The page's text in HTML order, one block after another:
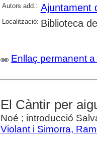
Autors add.: Ajuntament
Localització: Biblioteca
Enllaç permanent
El Càntir per
Noé ; introducció
Violant i Simorra,